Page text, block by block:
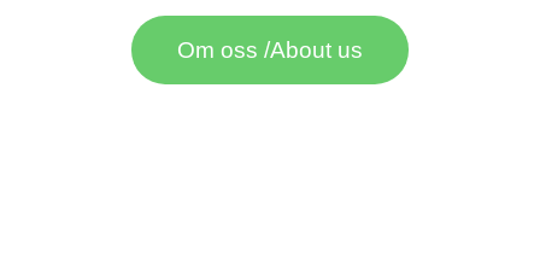
Om oss /About us